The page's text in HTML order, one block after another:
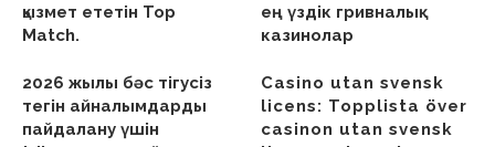
қызмет ететін Top
Match.
ең үздік гривналық
казинолар
2026 жылы бәс тігусіз
тегін айналымдарды
пайдалану үшін
Casino utan svensk
licens: Topplista över
casinon utan svensk